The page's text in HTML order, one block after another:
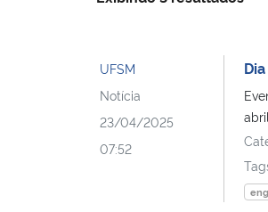
UFSM
Notícia
23/04/2025
07:52